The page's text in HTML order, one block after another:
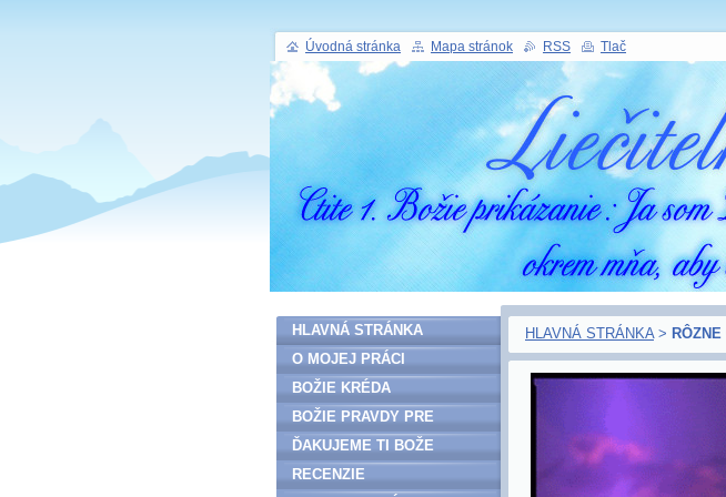
HLAVNÁ STRÁNKA >
HLAVNÁ STRÁNKA
O MOJEJ PRÁCI
BOŽIE KRÉDA
BOŽIE PRAVDY PRE
ĽUDSTVO
ĎAKUJEME TI BOŽE
RECENZIE
Úvodná stránka Mapa stránok RSS Tlač